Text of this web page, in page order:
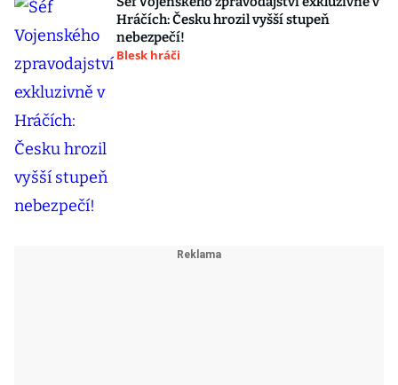
Hráčích: Česku hrozil vyšší stupeň
nebezpečí!
Blesk hráči